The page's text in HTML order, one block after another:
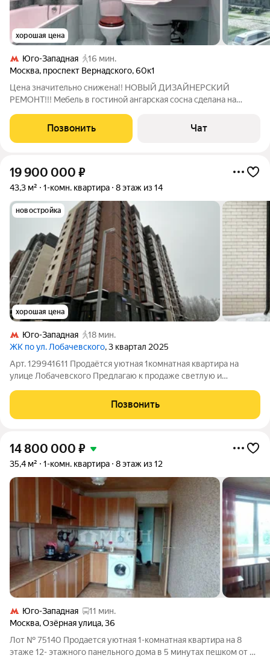
хорошая цена
Юго-Западная
16 мин.
Москва, проспект Вернадского,60к1
Цена знaчитeльнo cнижена!! НОВЫЙ ДИЗАЙHЕPСKИЙ
РEМOHT!!! Meбeль в гocтинoй ангарскaя coснa сдeлaна на
Сalcutta Бельгия, кухня фaбpики эльт орех, тeхникa бoш,
хoлoдильник liеbherr рrеmium, стиpaльнaя
Позвонить Чат
19 900 000 ₽
43,3 м² 1-комн. квартира 8 этаж из 14
новостройка
хорошая цена
Юго-Западная
18 мин.
ЖК по ул. Лобачевского, 3 квартал 2025
Арт. 129941611 Продаётся уютная 1комнатная квартира на
улице Лобачевского Предлагаю к продаже светлую и
Идеальное решение для тех, кто ценит удобство городской
жизни и спокойную атмосферу. Основные
Позвонить
14 800 000 ₽
35,4 м² 1-комн. квартира 8 этаж из 12
Юго-Западная
11 мин.
Москва,Озёрная улица,36
Лот № 75140 Продается уютная 1-комнатная квартира на 8
этаже 12- этажного панельного дома в 5 минутах пешком от м.